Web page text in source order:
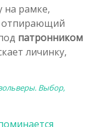
на рамке,
отпирающий
патронником
личинку,
Выбор,